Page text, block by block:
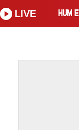
HUM
LIVE